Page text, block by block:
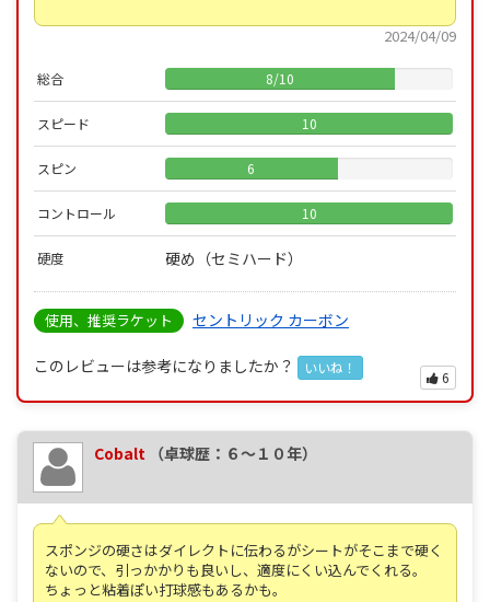
2024/04/09
総合 8/10
スピード 10
スピン 6
コントロール 10
硬度 硬め（セミハード）
使用、推奨ラケット セントリック カーボン
このレビューは参考になりましたか？ いいね！
6
Cobalt （卓球歴：６～１０年）
スポンジの硬さはダイレクトに伝わるがシートがそこまで硬く
ないので、引っかかりも良いし、適度にくい込んでくれる。
ちょっと粘着ぽい打球感もあるかも。